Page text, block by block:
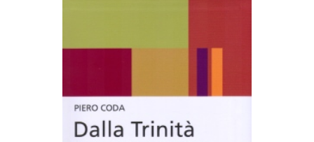
AGGIUNGI AL CARRELLO